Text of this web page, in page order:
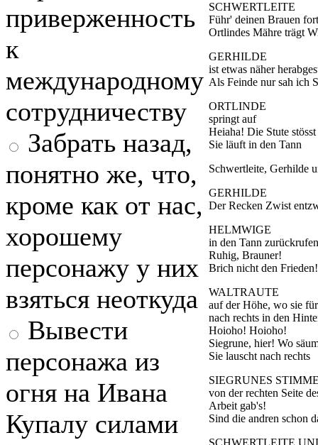
приверженность
к
международному
сотрудничеству
Забрать назад,
понятно же, что,
кроме как от нас,
хорошему
персонажу у них
взяться неоткуда
Вывести
персонажа из
огня на Ивана
Купалу силами
SCHWERTLEITE
Führ' deinen Brauen
Ortlindes Mähre trägt
GERHILDE
ist etwas näher
Als Feinde nur sah ich
ORTLINDE
springt auf
Heiaha! Die Stute
Sie läuft in den Tann
Schwertleite, Gerhilde
GERHILDE
Der Recken Zwist
HELMWIGE
in den Tann
Ruhig, Brauner!
Brich nicht den Frieden!
WALTRAUTE
auf der Höhe, wo sie
nach rechts in den
Hoioho! Hoioho!
Siegrune, hier! Wo
Sie lauscht nach rechts
SIEGRUNES
von der rechten Seite
Arbeit gab's!
Sind die andren schon
SCHWERTLEITE